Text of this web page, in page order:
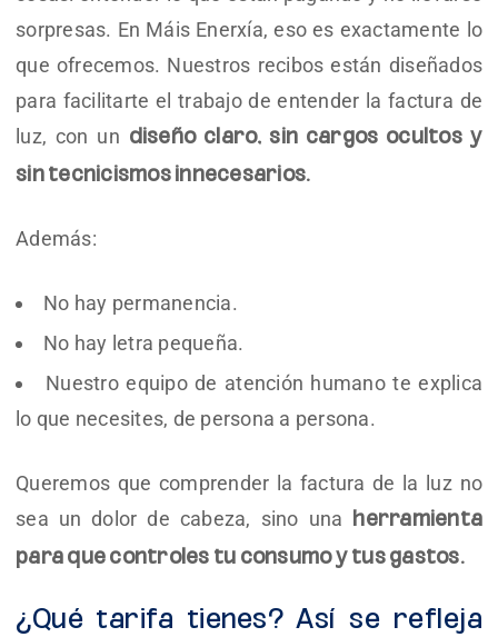
sorpresas. En Máis Enerxía, eso es exactamente lo
que ofrecemos. Nuestros recibos están diseñados
para facilitarte el trabajo de entender la factura de
luz, con un diseño claro, sin cargos ocultos y
sin tecnicismos innecesarios.
Además:
No hay permanencia.
No hay letra pequeña.
Nuestro equipo de atención humano te explica
lo que necesites, de persona a persona.
Queremos que comprender la factura de la luz no
sea un dolor de cabeza, sino una herramienta
para que controles tu consumo y tus gastos.
¿Qué tarifa tienes? Así se refleja